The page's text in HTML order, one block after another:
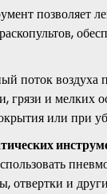
позволяет
поток воздуха
грязи и мелких
или при
отвертки и